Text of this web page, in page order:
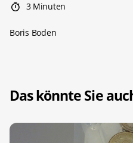
3 Minuten
Boris Boden
Das könnte Sie